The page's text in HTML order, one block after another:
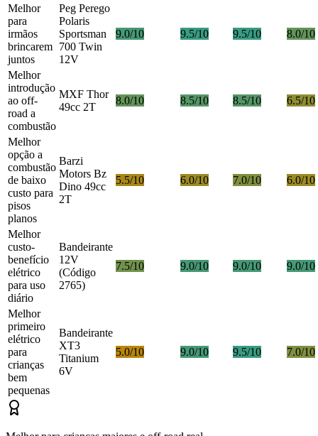
Melhor
para
irmãos
brincarem
juntos
Peg Perego
Polaris
Sportsman
700 Twin
12V
9.0/10 9.5/10 9.5/10 8.0/10
Melhor
introdução
ao off-
road a
combustão
MXF Thor
49cc 2T
8.0/10 8.5/10 8.5/10 6.5/10
Melhor
opção a
combustão
de baixo
custo para
pisos
planos
Barzi
Motors Bz
Dino 49cc
2T
5.5/10 6.0/10 7.0/10 6.0/10
Melhor
custo-
benefício
elétrico
para uso
diário
Bandeirante
12V
(Código
2765)
7.5/10 9.0/10 9.0/10 9.0/10
Melhor
primeiro
elétrico
para
crianças
bem
pequenas
Bandeirante
XT3
Titanium
6V
5.0/10 9.0/10 9.5/10 7.0/10